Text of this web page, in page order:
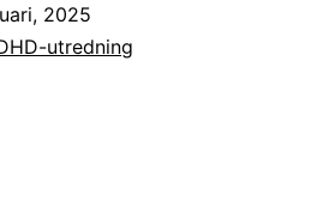
2025
utredning